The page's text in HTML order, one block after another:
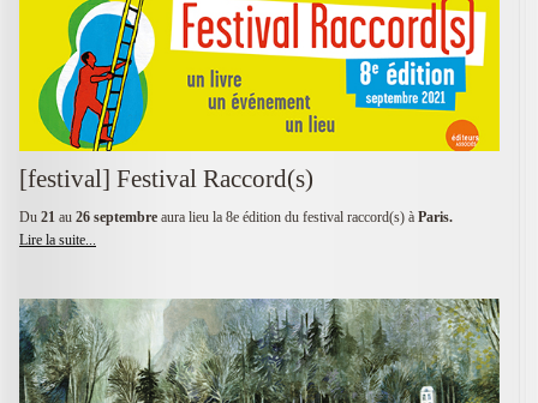
[festival] Festival Raccord(s)
Du 21 au 26 septembre aura lieu la 8e édition du festival raccord(s) à Paris.
Lire la suite...